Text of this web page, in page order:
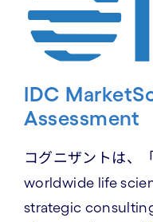
IDC
Assessment
コグニザントは、
worldwide life
strategic